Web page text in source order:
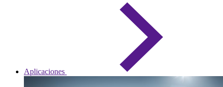
Aplicaciones